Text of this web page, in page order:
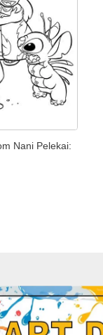
Nani Pelekai: